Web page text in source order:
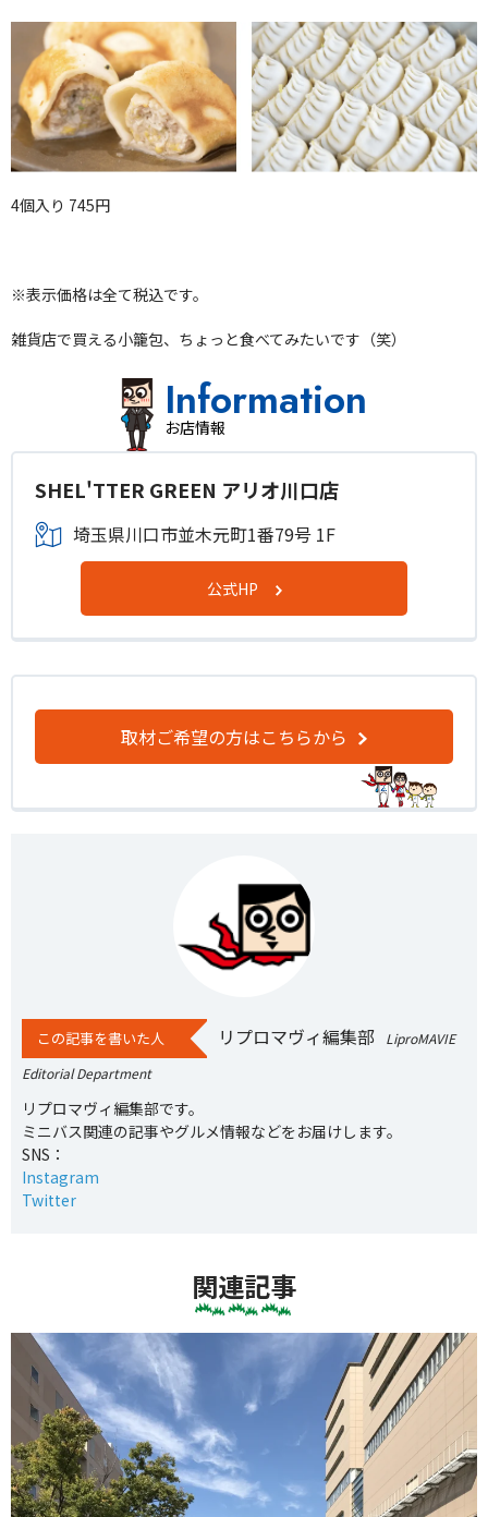
4個入り 745円
※表示価格は全て税込です。
雑貨店で買える小籠包、ちょっと食べてみたいです（笑）
Information
お店情報
SHEL'TTER GREEN アリオ川口店
埼玉県川口市並木元町1番79号 1F
公式HP
取材ご希望の方はこちらから
この記事を書いた人 リプロマヴィ編集部
LiproMAVIE
Editorial Department
リプロマヴィ編集部です。
ミニバス関連の記事やグルメ情報などをお届けします。
SNS：
Instagram
Twitter
関連記事